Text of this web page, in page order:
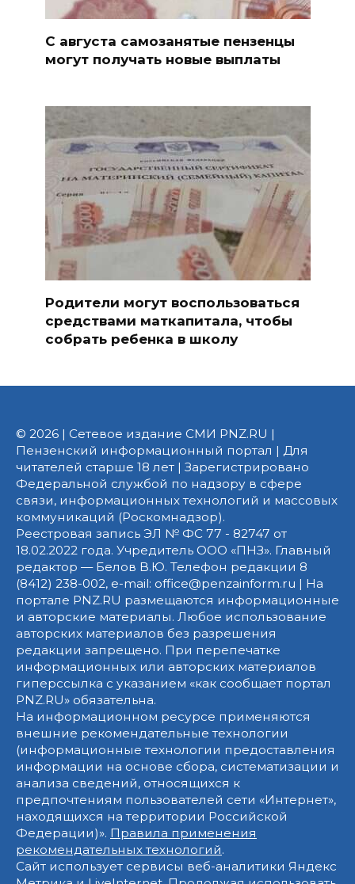
С августа самозанятые пензенцы
могут получать новые выплаты
Родители могут воспользоваться
средствами маткапитала, чтобы
собрать ребенка в школу
© 2026 | Сетевое издание СМИ PNZ.RU |
Пензенский информационный портал | Для
читателей старше 18 лет | Зарегистрировано
Федеральной службой по надзору в сфере
связи, информационных технологий и массовых
коммуникаций (Роскомнадзор).
Реестровая запись ЭЛ № ФС 77 - 82747 от
18.02.2022 года. Учредитель ООО «ПНЗ». Главный
редактор — Белов В.Ю. Телефон редакции 8
(8412) 238-002, e-mail: office@penzainform.ru | На
портале PNZ.RU размещаются информационные
и авторские материалы. Любое использование
авторских материалов без разрешения
редакции запрещено. При перепечатке
информационных или авторских материалов
гиперссылка с указанием «как сообщает портал
PNZ.RU» обязательна.
На информационном ресурсе применяются
внешние рекомендательные технологии
(информационные технологии предоставления
информации на основе сбора, систематизации и
анализа сведений, относящихся к
предпочтениям пользователей сети «Интернет»,
находящихся на территории Российской
Федерации)». Правила применения
рекомендательных технологий.
Сайт использует сервисы веб-аналитики Яндекс